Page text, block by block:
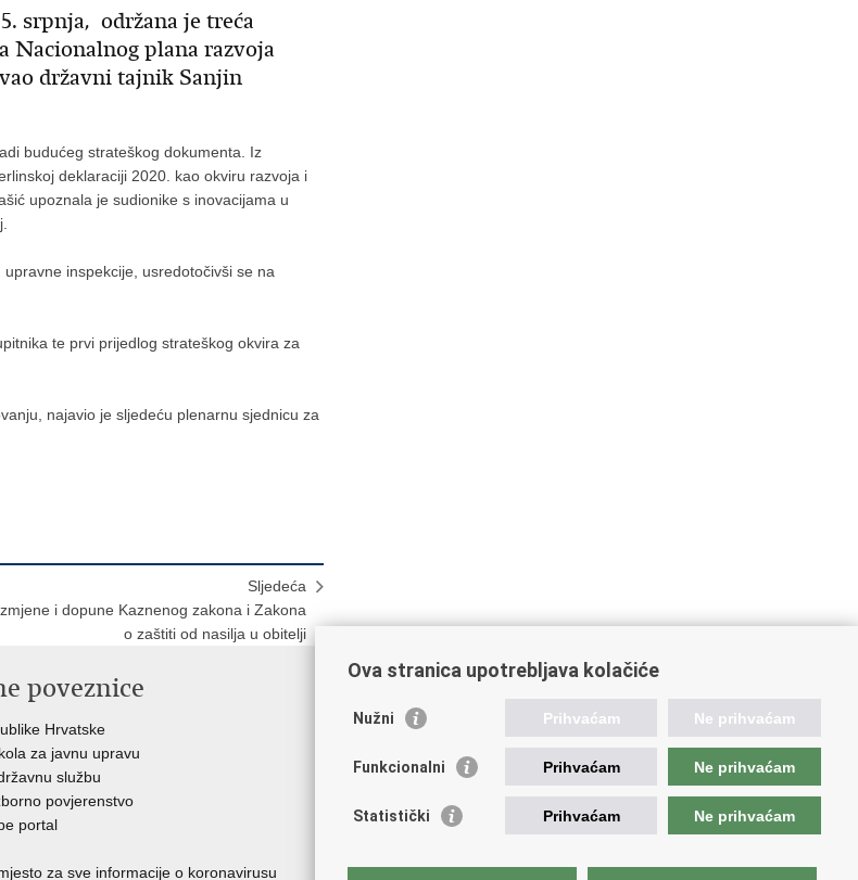
srpnja, održana je treća
Nacionalnog plana razvoja
državni tajnik Sanjin
budućeg strateškog dokumenta. Iz
deklaraciji 2020. kao okviru razvoja i
upoznala je sudionike s inovacijama u
inspekcije, usredotočivši se na
te prvi prijedlog strateškog okvira za
najavio je sljedeću plenarnu sjednicu za
Sljedeća
i dopune Kaznenog zakona i Zakona
o zaštiti od nasilja u obitelji
poveznice
Hrvatske
za javnu upravu
službu
povjerenstvo
portal
za sve informacije o koronavirusu
Poveznice pravosudnog sustava
Portal sudova
Državno odvjetništvo
Ured za suzbijanje korupcije i organiziranog kriminaliteta
Državnoodvjetničko vijeće
Hrvatska odvjetnička komora
Ova stranica upotrebljava kolačiće
Nužni Prihvaćam Ne prihvaćam
Funkcionalni Prihvaćam Ne prihvaćam
Statistički Prihvaćam Ne prihvaćam